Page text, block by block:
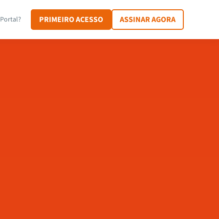
PRIMEIRO ACESSO ASSINAR AGORA